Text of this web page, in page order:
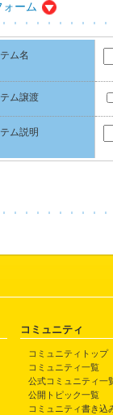
ォーム
ム名
ム譲渡
ム説明
コミュニティ
コミュニティトップ
コミュニティ一覧
公式コミュニティ一
公開トピック一覧
コミュニティ書き込